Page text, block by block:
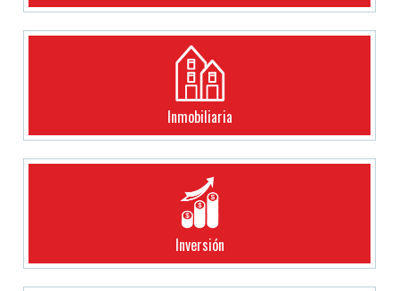
Inmobiliaria
Inversión